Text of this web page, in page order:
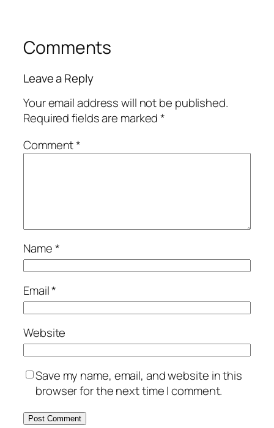
Comments
Leave a Reply
Your email address will not be published.
Required fields are marked*
Comment*
Name*
Email*
Website
Save my name, email, and website in this
browser for the next time I comment.